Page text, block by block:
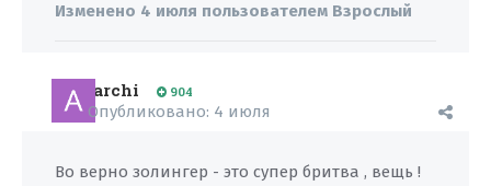
Изменено 4 июля пользователем Взрослый
archi 904
Опубликовано: 4 июля
Во верно золингер - это супер бритва , вещь !